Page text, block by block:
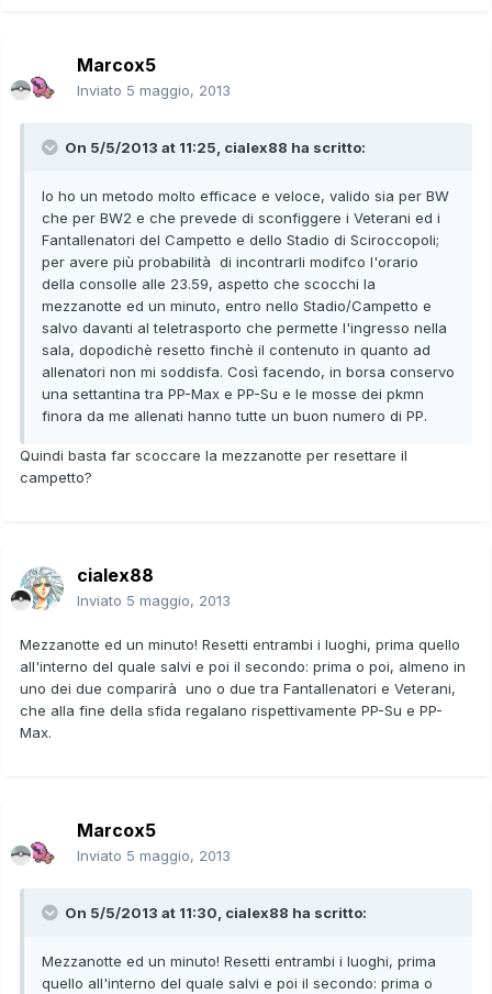
Marcox5
Inviato 5 maggio, 2013
On 5/5/2013 at 11:25, cialex88 ha scritto:
Io ho un metodo molto efficace e veloce, valido sia per BW
che per BW2 e che prevede di sconfiggere i Veterani ed i
Fantallenatori del Campetto e dello Stadio di Sciroccopoli;
per avere più probabilità di incontrarli modifco l'orario
della consolle alle 23.59, aspetto che scocchi la
mezzanotte ed un minuto, entro nello Stadio/Campetto e
salvo davanti al teletrasporto che permette l'ingresso nella
sala, dopodichè resetto finchè il contenuto in quanto ad
allenatori non mi soddisfa. Così facendo, in borsa conservo
una settantina tra PP-Max e PP-Su e le mosse dei pkmn
finora da me allenati hanno tutte un buon numero di PP.
Quindi basta far scoccare la mezzanotte per resettare il
campetto?
cialex88
Inviato 5 maggio, 2013
Mezzanotte ed un minuto! Resetti entrambi i luoghi, prima quello
all'interno del quale salvi e poi il secondo: prima o poi, almeno in
uno dei due comparirà uno o due tra Fantallenatori e Veterani,
che alla fine della sfida regalano rispettivamente PP-Su e PP-
Max.
Marcox5
Inviato 5 maggio, 2013
On 5/5/2013 at 11:30, cialex88 ha scritto:
Mezzanotte ed un minuto! Resetti entrambi i luoghi, prima
quello all'interno del quale salvi e poi il secondo: prima o